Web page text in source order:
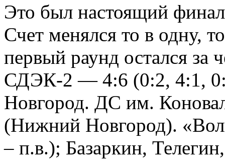
Это был настоящий
Счет менялся то в одну,
первый раунд остался
СДЭК-2 — 4:6 (0:2, 4:1,
Новгород. ДС им.
(Нижний Новгород).
– п.в.); Базаркин,